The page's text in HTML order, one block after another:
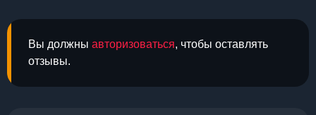
Вы должны авторизоваться, чтобы оставлять
отзывы.